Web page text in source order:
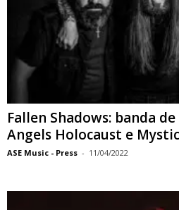
Fallen Shadows: banda
Angels Holocaust e
ASE Music - Press - 11/04/2022